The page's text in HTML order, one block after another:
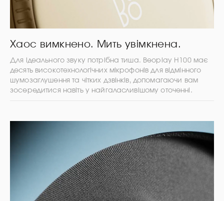
Хаос вимкнено. Мить увімкнена.
Для ідеального звуку потрібна тиша. Beoplay H100 має
десять високотехнологічних мікрофонів для відмінного
шумозаглушення та чітких дзвінків, допомагаючи вам
зосередитися навіть у найгаласливішому оточенні.